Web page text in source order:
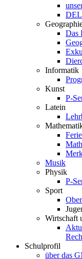
Das
Informatik
Kunst
P-
Latein
Musik
Physik
P-
Sport
Wirtschaft
Schulprofil
über das